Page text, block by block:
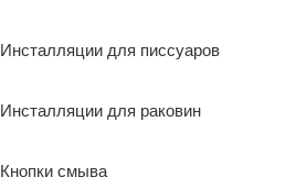
Инсталляции для писсуаров
Инсталляции для раковин
Кнопки смыва